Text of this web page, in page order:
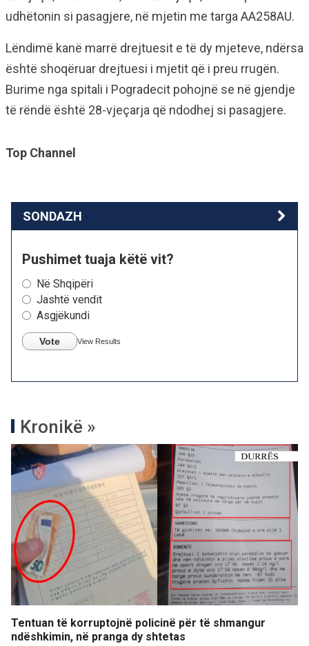
udhëtonin si pasagjere, në mjetin me targa AA258AU.
Lëndimë kanë marrë drejtuesit e të dy mjeteve, ndërsa
është shoqëruar drejtuesi i mjetit që i preu rrugën.
Burime nga spitali i Pogradecit pohojnë se në gjendje
të rëndë është 28-vjeçarja që ndodhej si pasagjere.
Top Channel
SONDAZH
Pushimet tuaja këtë vit?
Në Shqipëri
Jashtë vendit
Asgjëkundi
Vote View Results
Kronikë »
Tentuan të korruptojnë policinë për të shmangur
ndëshkimin, në pranga dy shtetas